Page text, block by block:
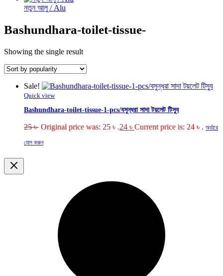
নতুন আলু / Alu
Bashundhara-toilet-tissue-
Showing the single result
Sale!
Quick view
Bashundhara-toilet-tissue-1-pcs/বসুন্ধরা সাদা টয়লেট টিস্যু
25৳ Original price was: 25 ৳ .24 ৳ Current price is: 24 ৳ . অর্ডারে
যোগ করুন